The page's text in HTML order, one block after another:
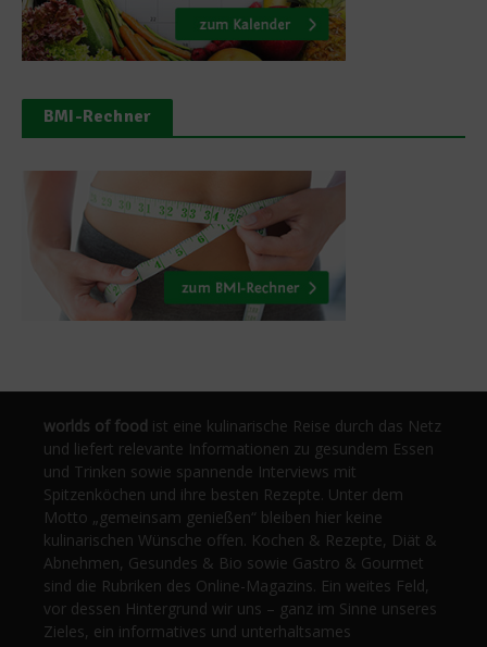
BMI-Rechner
worlds of food ist eine kulinarische Reise durch das Netz
und liefert relevante Informationen zu gesundem Essen
und Trinken sowie spannende Interviews mit
Spitzenköchen und ihre besten Rezepte. Unter dem
Motto „gemeinsam genießen“ bleiben hier keine
kulinarischen Wünsche offen. Kochen & Rezepte, Diät &
Abnehmen, Gesundes & Bio sowie Gastro & Gourmet
sind die Rubriken des Online-Magazins. Ein weites Feld,
vor dessen Hintergrund wir uns – ganz im Sinne unseres
Zieles, ein informatives und unterhaltsames